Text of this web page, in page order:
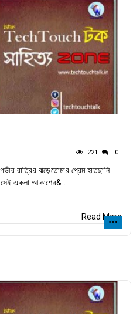
221 0
রাত্রির ঝড়েতোমার প্রেম হাতছানি
একলা আকাশের&...
Read More